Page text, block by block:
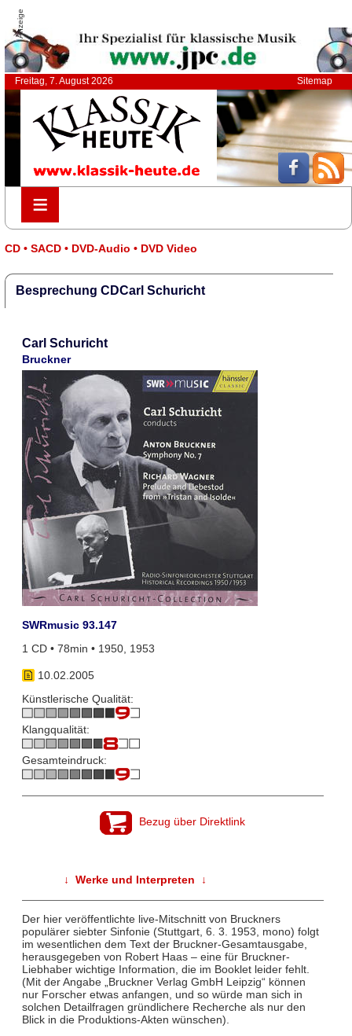
Anzeige
Freitag, 7. August 2026 Sitemap
≡
≡
CD • SACD • DVD-Audio • DVD Video
Besprechung CDCarl Schuricht
Carl Schuricht
Bruckner
SWRmusic 93.147
1 CD • 78min • 1950, 1953
10.02.2005
Künstlerische Qualität:
Klangqualität:
Gesamteindruck:
Bezug über Direktlink
↓ Werke und Interpreten ↓
Der hier veröffentlichte live-Mitschnitt von Bruckners
populärer siebter Sinfonie (Stuttgart, 6. 3. 1953, mono) folgt
im wesentlichen dem Text der Bruckner-Gesamtausgabe,
herausgegeben von Robert Haas – eine für Bruckner-
Liebhaber wichtige Information, die im Booklet leider fehlt.
(Mit der Angabe „Bruckner Verlag GmbH Leipzig“ können
nur Forscher etwas anfangen, und so würde man sich in
solchen Detailfragen gründlichere Recherche als nur den
Blick in die Produktions-Akten wünschen).